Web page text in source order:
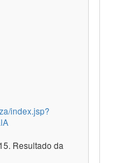
index.jsp?
Resultado da